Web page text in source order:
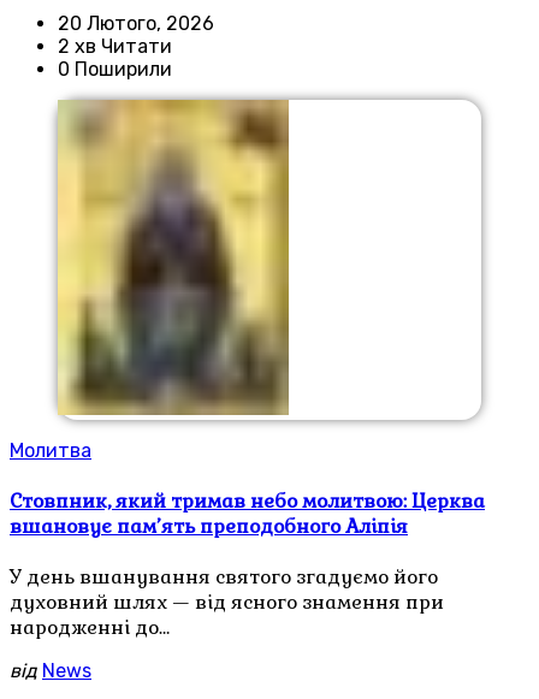
20 Лютого, 2026
2 хв Читати
0 Поширили
Молитва
Стовпник, який тримав небо молитвою: Церква
вшановує пам’ять преподобного Аліпія
У день вшанування святого згадуємо його
духовний шлях — від ясного знамення при
народженні до…
від News